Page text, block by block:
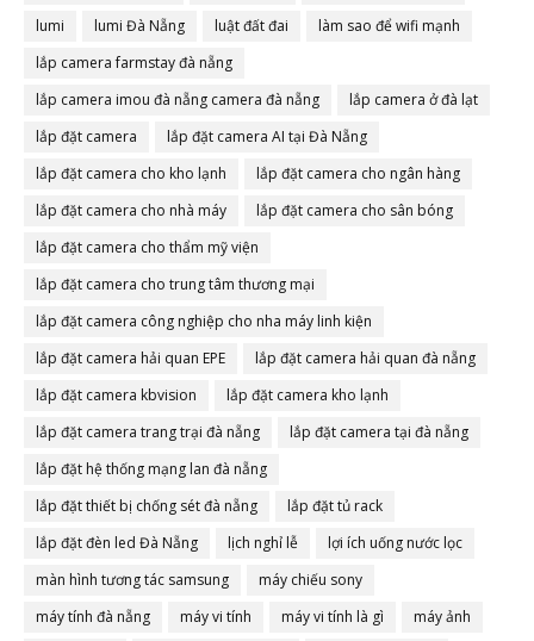
lumi
lumi Đà Nẵng luật đất đai
làm sao để wifi mạnh
lắp camera farmstay đà nẵng
lắp camera imou đà nẵng camera đà nẵng
lắp camera ở đà lạt
lắp đặt camera
lắp đặt camera AI tại Đà Nẵng
lắp đặt camera cho kho lạnh
lắp đặt camera cho ngân hàng
lắp đặt camera cho nhà máy
lắp đặt camera cho sân bóng
lắp đặt camera cho thẩm mỹ viện
lắp đặt camera cho trung tâm thương mại
lắp đặt camera công nghiệp cho nha máy linh kiện
lắp đặt camera hải quan EPE
lắp đặt camera hải quan đà nẵng
lắp đặt camera kbvision
lắp đặt camera kho lạnh
lắp đặt camera trang trại đà nẵng
lắp đặt camera tại đà nẵng
lắp đặt hệ thống mạng lan đà nẵng
lắp đặt thiết bị chống sét đà nẵng
lắp đặt tủ rack
lắp đặt đèn led Đà Nẵng
lịch nghỉ lễ
lợi ích uống nước lọc
màn hình tương tác samsung
máy chiếu sony
máy tính đà nẵng
máy vi tính máy vi tính là gì
máy ảnh